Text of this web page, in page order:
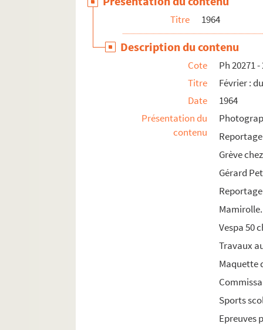
Ph 21905 - 22198. Septembre : du 26 au 1er
Ph 22199 - 22284. Octobre : du 2 au 9 (n°374)
Ph 22285 - 22364. Octobre : 10 au 15 (n°375)
Ph 22365 - 22409. Octobre : du 16 au 22
Ph 22410 - 22480. Octobre : du 23 au 31
Ph 22481 - 22548. Novembre : du 1er au 9
Ph 22549 - 22579. Novembre : du 10 au 16
Ph 22580 - 22630. Novembre : du 17 au 22
Ph 22631 - 22687. Novembre : du 23 au 29
Ph 22688 - 22736. Novembre : du 30 au 6
Ph 22737 - 22823. Décembre : du 7 au 12
Ph 22824 - 22920. Décembre : du 14 au 21
Ph 22921 - 23009. Décembre : 31 au 8
Titre 1964
Description du contenu
Cote
Ph 20271 -
Titre
Février :
Date
1964
Présentation du
contenu
Grève
Gérard
Vespa 50
Travaux
Maquette
Sports
Epreuves